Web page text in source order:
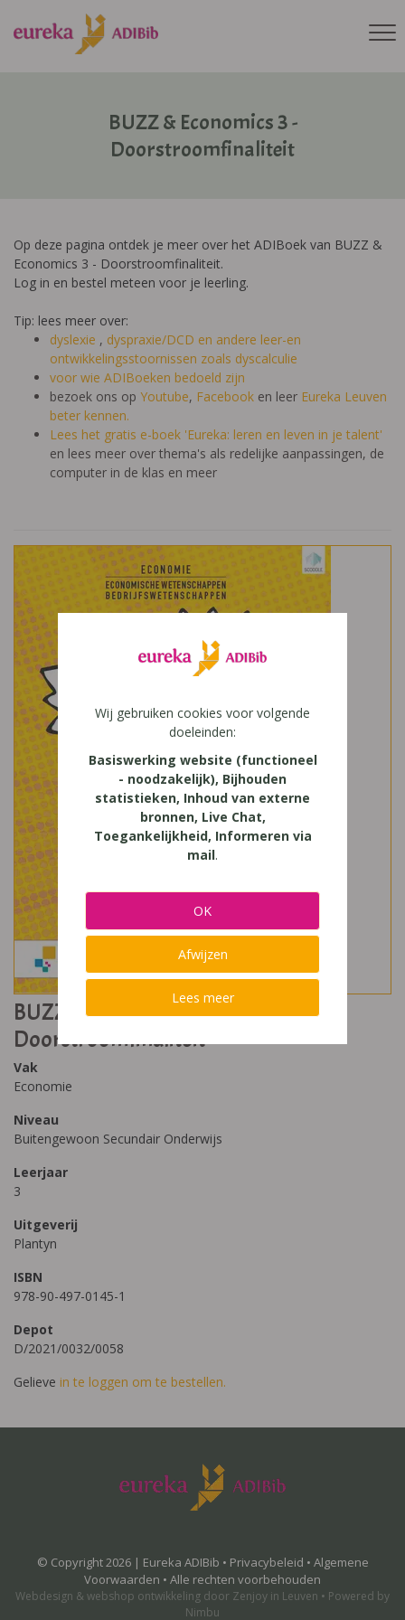
BUZZ & Economics 3 -
Doorstroomfinaliteit
Op deze pagina ontdek je meer over het ADIBoek van BUZZ &
Economics 3 - Doorstroomfinaliteit.
Log in en bestel meteen voor je leerling.
Tip: lees meer over:
dyslexie , dyspraxie/DCD en andere leer-en
ontwikkelingsstoornissen zoals dyscalculie
voor wie ADIBoeken bedoeld zijn
bezoek ons op Youtube, Facebook en leer Eureka Leuven
beter kennen.
Lees het gratis e-boek 'Eureka: leren en leven in je talent'
en lees meer over thema's als redelijke aanpassingen, de
computer in de klas en meer
BUZZ & Economics 3 -
Doorstroomfinaliteit
Vak
Economie
Niveau
Buitengewoon Secundair Onderwijs
Leerjaar
3
Uitgeverij
Plantyn
ISBN
978-90-497-0145-1
Depot
D/2021/0032/0058
Gelieve in te loggen om te bestellen.
© Copyright 2026 | Eureka ADIBib • Privacybeleid • Algemene
Voorwaarden • Alle rechten voorbehouden
Webdesign & webshop ontwikkeling door Zenjoy in Leuven • Powered by
Nimbu
Wij gebruiken cookies voor volgende
doeleinden:
Basiswerking website (functioneel
- noodzakelijk), Bijhouden
statistieken, Inhoud van externe
bronnen, Live Chat,
Toegankelijkheid, Informeren via
mail.
OK
Afwijzen
Lees meer